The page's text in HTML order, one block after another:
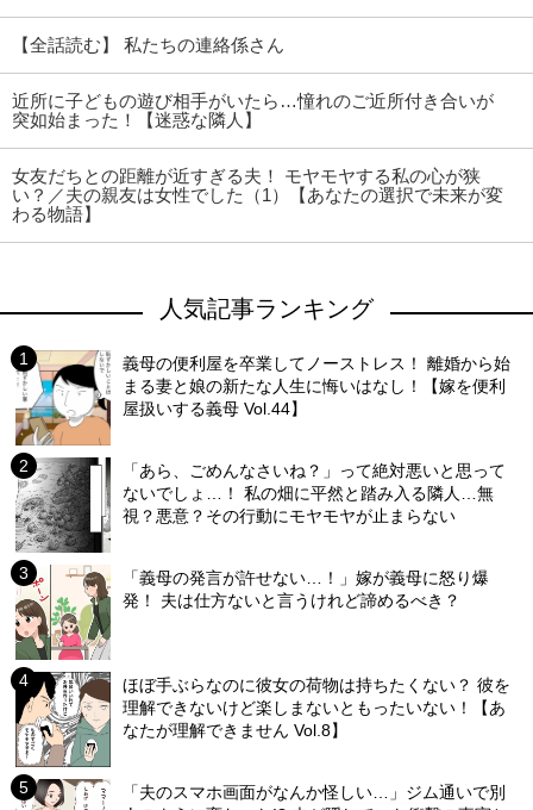
【全話読む】 私たちの連絡係さん
近所に子どもの遊び相手がいたら…憧れのご近所付き合いが
突如始まった！【迷惑な隣人】
女友だちとの距離が近すぎる夫！ モヤモヤする私の心が狭
い？／夫の親友は女性でした（1）【あなたの選択で未来が変
わる物語】
人気記事ランキング
義母の便利屋を卒業してノーストレス！ 離婚から始
まる妻と娘の新たな人生に悔いはなし！【嫁を便利
屋扱いする義母 Vol.44】
「あら、ごめんなさいね？」って絶対悪いと思って
ないでしょ…！ 私の畑に平然と踏み入る隣人…無
視？悪意？その行動にモヤモヤが止まらない
「義母の発言が許せない…！」嫁が義母に怒り爆
発！ 夫は仕方ないと言うけれど諦めるべき？
ほぼ手ぶらなのに彼女の荷物は持ちたくない？ 彼を
理解できないけど楽しまないともったいない！【あ
なたが理解できません Vol.8】
「夫のスマホ画面がなんか怪しい…」ジム通いで別